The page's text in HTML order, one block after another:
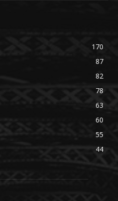
170
87
82
78
63
60
55
44